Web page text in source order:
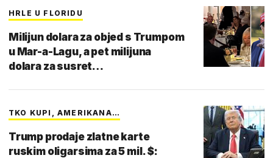
HRLE U FLORIDU
Milijun dolara za objed s Trumpom
u Mar-a-Lagu, a pet milijuna
dolara za susret…
TKO KUPI, AMERIKANA…
Trump prodaje zlatne karte
ruskim oligarsima za 5 mil. $: